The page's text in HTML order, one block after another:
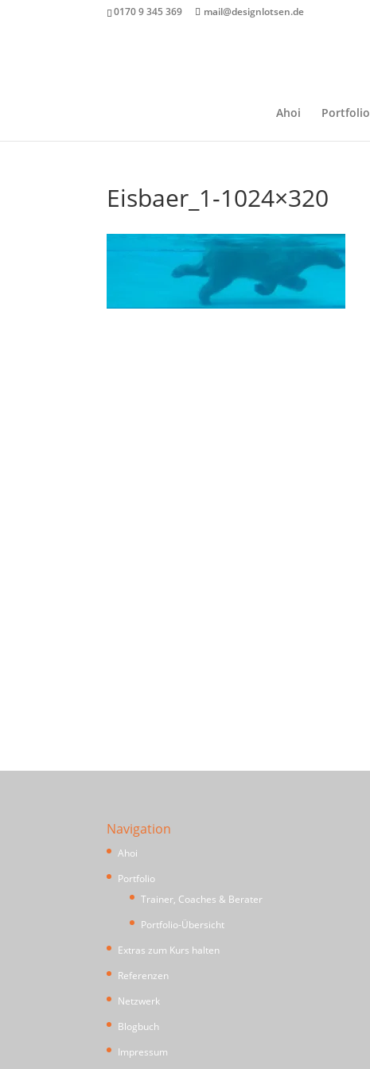
0170 9 345 369 mail@designlotsen.de
Ahoi Portfolio
Eisbaer_1-1024×320
Navigation
Ahoi
Portfolio
Trainer, Coaches & Berater
Portfolio-Übersicht
Extras zum Kurs halten
Referenzen
Netzwerk
Blogbuch
Impressum